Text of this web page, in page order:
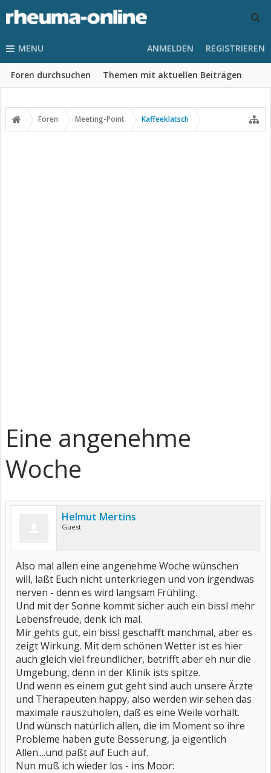
MENU
Foren durchsuchen Themen mit aktuellen Beiträgen
ANMELDEN REGISTRIEREN
Foren Meeting-Point Kaffeeklatsch
Eine angenehme
Woche
Helmut Mertins
Guest
Also mal allen eine angenehme Woche wünschen
will, laßt Euch nicht unterkriegen und von irgendwas
nerven - denn es wird langsam Frühling.
Und mit der Sonne kommt sicher auch ein bissl mehr
Lebensfreude, denk ich mal.
Mir gehts gut, ein bissl geschafft manchmal, aber es
zeigt Wirkung. Mit dem schönen Wetter ist es hier
auch gleich viel freundlicher, betrifft aber eh nur die
Umgebung, denn in der Klinik ists spitze.
Und wenn es einem gut geht sind auch unsere Ärzte
und Therapeuten happy, also werden wir sehen das
maximale rauszuholen, daß es eine Weile vorhält.
Und wünsch natürlich allen, die im Moment so ihre
Probleme haben gute Besserung, ja eigentlich
Allen....und paßt auf Euch auf.
Nun muß ich wieder los - ins Moor: